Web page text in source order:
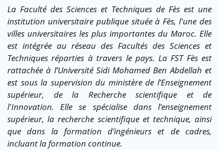
La Faculté des Sciences et Techniques de Fès est une
institution universitaire publique située à Fès, l'une des
villes universitaires les plus importantes du Maroc. Elle
est intégrée au réseau des Facultés des Sciences et
Techniques réparties à travers le pays. La FST Fès est
rattachée à l’Université Sidi Mohamed Ben Abdellah et
est sous la supervision du ministère de l’Enseignement
supérieur, de la Recherche scientifique et de
l'Innovation. Elle se spécialise dans l’enseignement
supérieur, la recherche scientifique et technique, ainsi
que dans la formation d’ingénieurs et de cadres,
incluant la formation continue.